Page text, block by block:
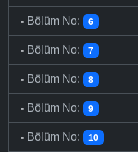
- Bölüm No: 6
- Bölüm No: 7
- Bölüm No: 8
- Bölüm No: 9
- Bölüm No: 10